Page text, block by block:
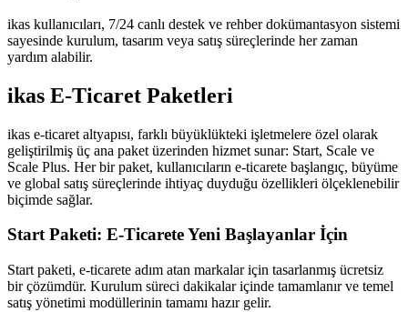
ikas kullanıcıları, 7/24 canlı destek ve rehber dokümantasyon sistemi
sayesinde kurulum, tasarım veya satış süreçlerinde her zaman
yardım alabilir.
ikas E-Ticaret Paketleri
ikas e-ticaret altyapısı, farklı büyüklükteki işletmelere özel olarak
geliştirilmiş üç ana paket üzerinden hizmet sunar: Start, Scale ve
Scale Plus. Her bir paket, kullanıcıların e-ticarete başlangıç, büyüme
ve global satış süreçlerinde ihtiyaç duyduğu özellikleri ölçeklenebilir
biçimde sağlar.
Start Paketi: E-Ticarete Yeni Başlayanlar İçin
Start paketi, e-ticarete adım atan markalar için tasarlanmış ücretsiz
bir çözümdür. Kurulum süreci dakikalar içinde tamamlanır ve temel
satış yönetimi modüllerinin tamamı hazır gelir.